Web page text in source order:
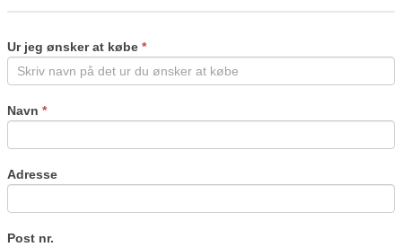
Ur jeg ønsker at købe *
Navn *
Adresse
Post nr.
human,
leave
this
blank.